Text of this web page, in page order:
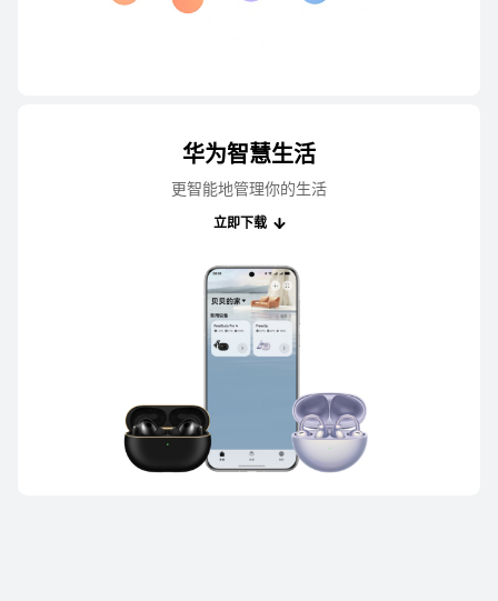
华为智慧生活
更智能地管理你的生⁠活
立即下载